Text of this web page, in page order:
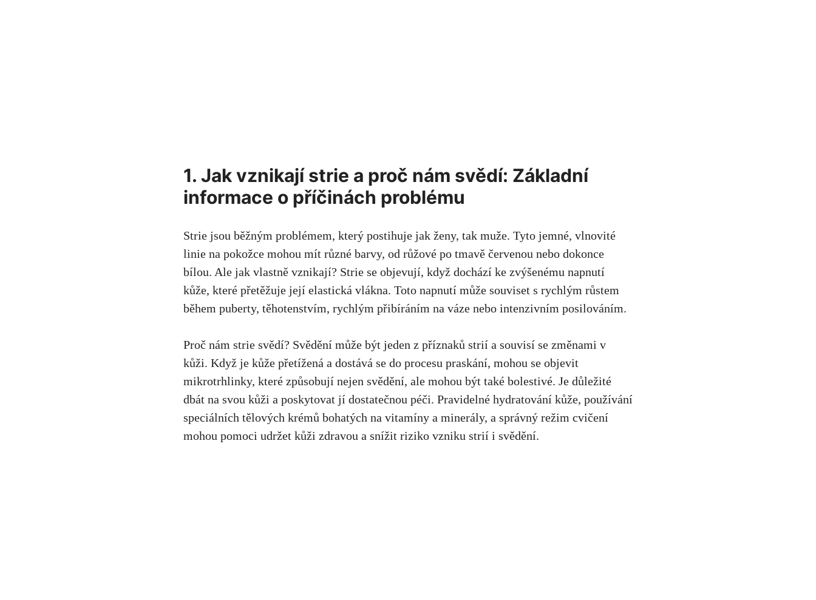
1. Jak vznikají strie a proč nám svědí: Základní
informace o příčinách problému
Strie jsou běžným problémem, který postihuje jak ženy, tak muže. Tyto jemné, vlnovité
linie na pokožce mohou mít různé barvy, od růžové po tmavě červenou nebo dokonce
bílou. Ale jak vlastně vznikají? Strie se objevují, když dochází ke zvýšenému napnutí
kůže, které přetěžuje její elastická vlákna. Toto napnutí může souviset s rychlým růstem
během puberty, těhotenstvím, rychlým přibíráním na váze nebo intenzivním posilováním.
Proč nám strie svědí? Svědění může být jeden z příznaků strií a souvisí se změnami v
kůži. Když je kůže přetížená a dostává se do procesu praskání, mohou se objevit
mikrotrhlinky, které způsobují nejen svědění, ale mohou být také bolestivé. Je důležité
dbát na svou kůži a poskytovat jí dostatečnou péči. Pravidelné hydratování kůže, používání
speciálních tělových krémů bohatých na vitamíny a minerály, a správný režim cvičení
mohou pomoci udržet kůži zdravou a snížit riziko vzniku strií i svědění.